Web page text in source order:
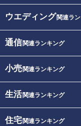
ウエディング関連ラ
通信関連ランキング
小売関連ランキング
生活関連ランキング
住宅関連ランキング